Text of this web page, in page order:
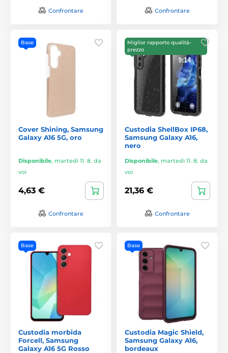
Confrontare Confrontare
Base
Cover Shining, Samsung
Galaxy A16 5G, oro
Disponibile, martedì 11. 8. da
voi
4,63 €
Confrontare
Miglior rapporto qualità-
prezzo
Custodia ShellBox IP68,
Samsung Galaxy A16,
nero
Disponibile, martedì 11. 8. da
voi
21,36 €
Confrontare
Base
Custodia morbida
Forcell, Samsung
Galaxy A16 5G Rosso
Base
Custodia Magic Shield,
Samsung Galaxy A16,
bordeaux